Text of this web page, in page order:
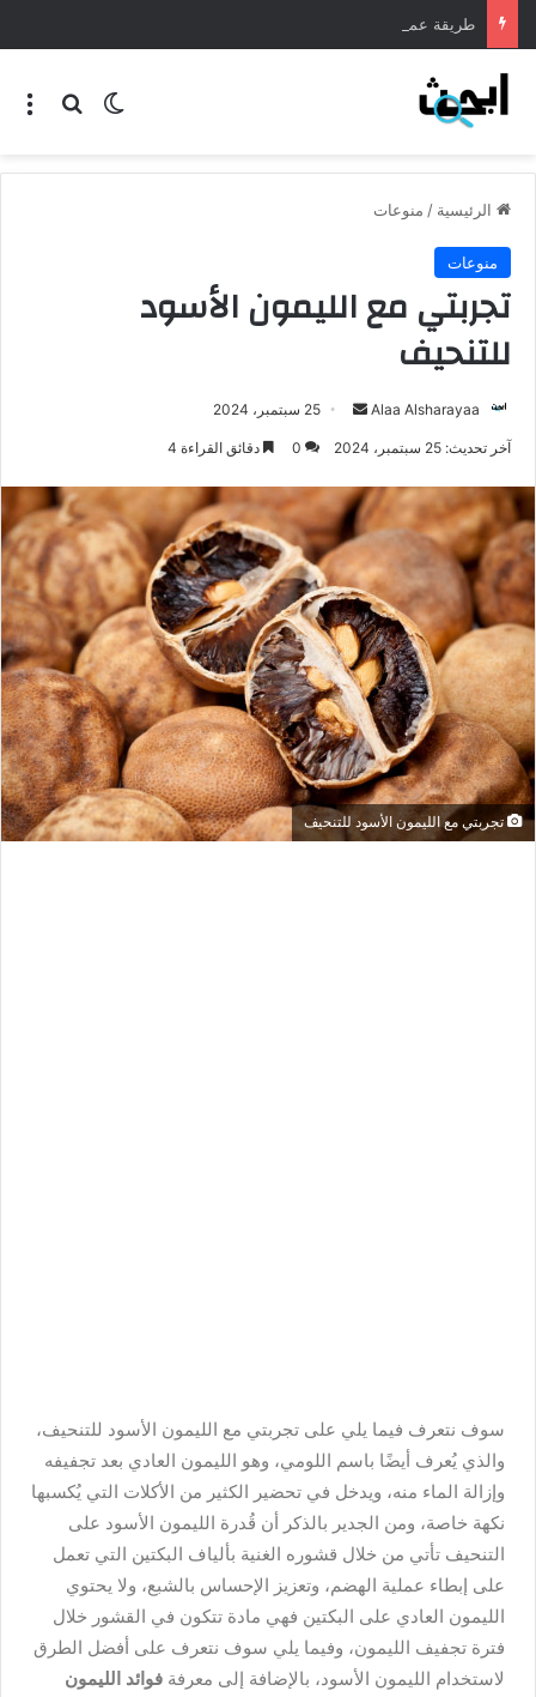
طريقة عمل المنسف الاردني
الرئيسية / منوعات
منوعات
تجربتي مع الليمون الأسود
للتنحيف
Alaa Alsharayaa 25 سبتمبر، 2024
آخر تحديث: 25 سبتمبر، 2024 0 دقائق القراءة 4
تجربتي مع الليمون الأسود للتنحيف
سوف نتعرف فيما يلي على تجربتي مع الليمون الأسود للتنحيف،
والذي يُعرف أيضًا باسم اللومي، وهو الليمون العادي بعد تجفيفه
وإزالة الماء منه، ويدخل في تحضير الكثير من الأكلات التي يُكسبها
نكهة خاصة، ومن الجدير بالذكر أن قُدرة الليمون الأسود على
التنحيف تأتي من خلال قشوره الغنية بألياف البكتين التي تعمل
على إبطاء عملية الهضم، وتعزيز الإحساس بالشبع، ولا يحتوي
الليمون العادي على البكتين فهي مادة تتكون في القشور خلال
فترة تجفيف الليمون، وفيما يلي سوف نتعرف على أفضل الطرق
لاستخدام الليمون الأسود، بالإضافة إلى معرفة فوائد الليمون